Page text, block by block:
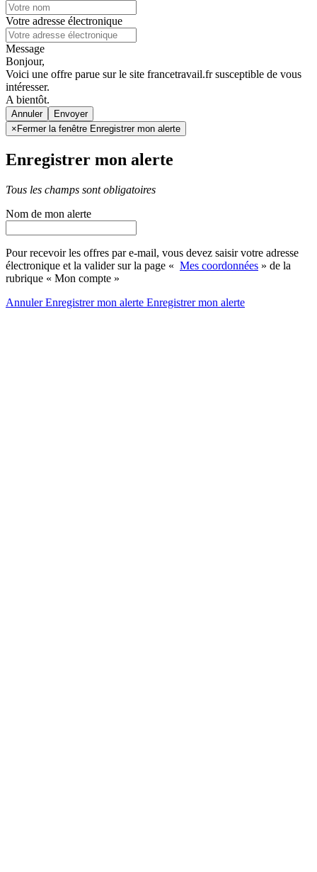
Votre adresse électronique
Message
Bonjour,
Voici une offre parue sur le site francetravail.fr susceptible de vous
intéresser.
A bientôt.
Annuler
× Fermer la fenêtre Enregistrer mon alerte
Enregistrer mon alerte
Tous les champs sont obligatoires
Nom de mon alerte
Pour recevoir les offres par e-mail, vous devez saisir votre adresse
électronique et la valider sur la page « Mes coordonnées » de la
rubrique « Mon compte »
AnnulerEnregistrer mon alerte Enregistrermon alerte